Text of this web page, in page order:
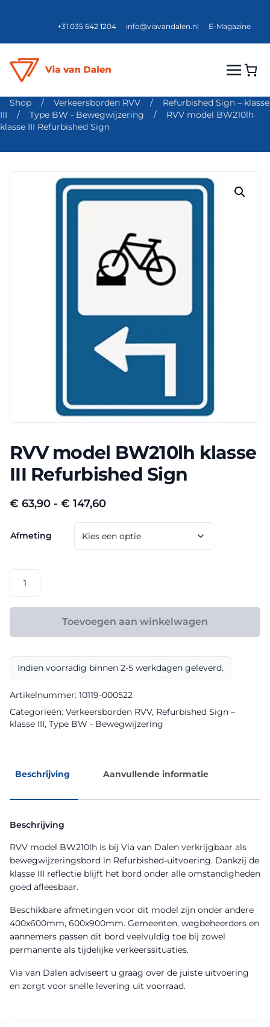
+31 035 642 1204 info@viavandalen.nl E-Magazine
Shop / Verkeersborden RVV /
Refurbished Sign – klasse
III
/ Type BW - Bewegwijzering /
RVV model BW210lh
klasse III Refurbished Sign
RVV model BW210lh klasse
III Refurbished Sign
€ 63,90 - € 147,60Prijsklasse:
€ 63,90
tot
€ 147,60
Afmeting
model
BW210lh
III
Sign
aantal
Toevoegen aan winkelwagen
Indien voorradig binnen 2-5 werkdagen geleverd.
Artikelnummer: 10119-000522
Categorieën: Verkeersborden RVV, Refurbished Sign –
klasse III, Type BW - Bewegwijzering
Beschrijving Aanvullende informatie
Beschrijving
RVV model BW210lh is bij Via van Dalen verkrijgbaar als
bewegwijzeringsbord in Refurbished-uitvoering. Dankzij de
klasse III reflectie blijft het bord onder alle omstandigheden
goed afleesbaar.
Beschikbare afmetingen voor dit model zijn onder andere
400x600mm, 600x900mm. Gemeenten, wegbeheerders en
aannemers passen dit bord veelvuldig toe bij zowel
permanente als tijdelijke verkeerssituaties.
Via van Dalen adviseert u graag over de juiste uitvoering
en zorgt voor snelle levering uit voorraad.